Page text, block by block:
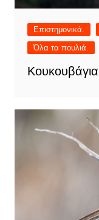
Επιστημονικά.
Όλα τα πουλιά.